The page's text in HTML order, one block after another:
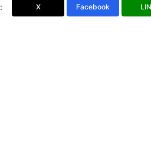
: X Facebook